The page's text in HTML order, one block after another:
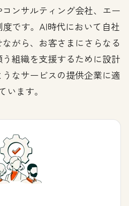
ンサルティング会社、エー
です。AI時代において自社
がら、お客さまにさらなる
組織を支援するために設計
なサービスの提供企業に適
います。